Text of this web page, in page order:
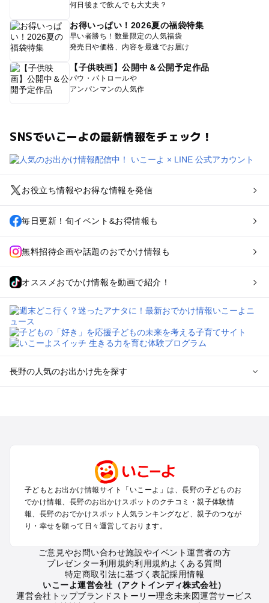
何日後まで飲んでも大丈夫？
お得いっぱい！2026夏の福袋特集
早い者勝ち！数量限定の人気福袋
発売日や価格、内容を最速でお届け
【子供映画】公開中＆公開予定作品
パウ・パトロールや
アンパンマンの人気作
SNSでいこーよの最新情報をチェック！
お役立ち情報やお得な情報を発信
毎日更新！旬イベント&お得情報も
無料招待企画や話題のおでかけ情報も
オススメおでかけ情報を動画で紹介！
長野の人気のお出かけ先を探す
上田・佐久・小諸・別所のプールお出かけ
伊那・駒ヶ根・飯田・昼神（伊那路）のプールお出かけ
蓼科・白樺湖・車山・女神湖・姫木平のプールお出かけ
安曇野・大町のプールお出かけ
白馬・小谷のプールお出かけ
木曽路・木曽周辺のプールお出かけ
野沢・志賀高原周辺のプールお出かけ
飯山・斑尾・信濃町・黒姫のプールお出かけ
千曲・戸倉上山田のプールお出かけ
子どもとお出かけ情報サイト「いこーよ」は、長野の子どものお
でかけ情報、長野のお出かけスポットのクチコミ・親子体験情
報、長野のおでかけスポット人気ランキングなど、親子のつなが
り・幸せを願って日々運営しております。
ご意見やお問い合わせ施設やイベント運営者の方
プレゼンター利用規約利用規約よくある質問
特定商取引法に基づく表記採用情報
いこーよ運営会社（アクトインディ株式会社）
運営会社トップブランドストーリー理念未来図運営サービス